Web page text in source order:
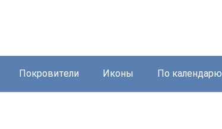
Покровители Иконы По календарю